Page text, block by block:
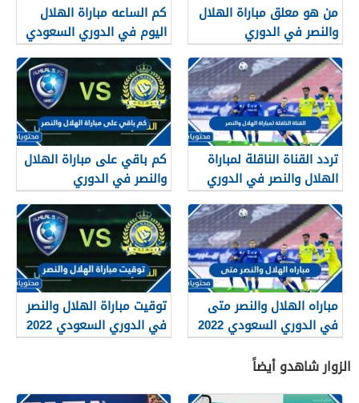
من هو معلق مباراة الهلال
والنصر في الدوري
السعودي 2022
كم الساعه مباراة الهلال
اليوم في الدوري السعودي
2022
تردد القناة الناقلة لمباراة
الهلال والنصر في الدوري
السعودي 2022
كم باقي على مباراة الهلال
والنصر في الدوري
السعودي 2022 العد
التنازلي
مباراه الهلال والنصر متى
في الدوري السعودي 2022
توقيت مباراة الهلال والنصر
في الدوري السعودي 2022
الساعة كم
الزوار شاهدو أيضاً